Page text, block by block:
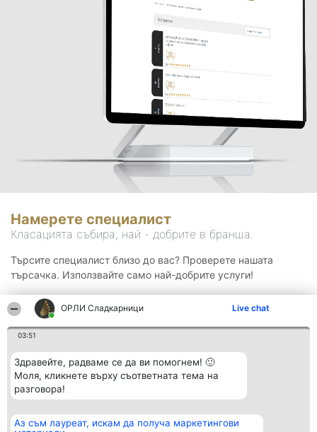
ОРЛИ Сладкарници Live chat
03:51
Здравейте, радваме се да ви помогнем! 🙂
Моля, кликнете върху съответната тема на
разговора!
Аз съм лауреат, искам да получа маркетингови
Намерете специалист
Класацията събира, най - добрите в бранша.
Търсите специалист близо до вас? Проверете нашата
търсачка. Използвайте само най-добрите услуги!
Организатор на
Класация Контакти